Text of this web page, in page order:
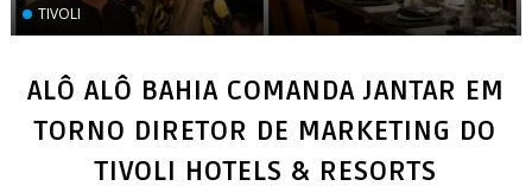
TIVOLI
ALÔ ALÔ BAHIA COMANDA JANTAR EM
TORNO DIRETOR DE MARKETING DO